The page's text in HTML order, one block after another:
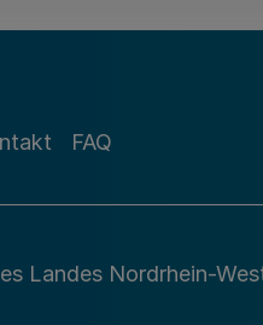
Gesetz
FAQ
Landes Nordrhein-